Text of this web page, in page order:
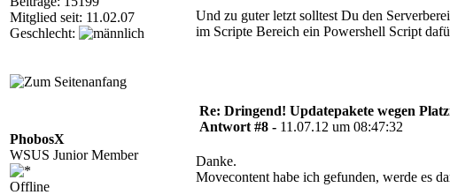
Mitglied seit: 11.02.07
Geschlecht:
Und zu guter letzt solltest Du den
im Scripte Bereich ein Powershell Script
PhobosX
WSUS Junior Member
Offline
Re: Dringend! Updatepakete wegen
Antwort #8 - 11.07.12 um 08:47:32
Danke.
Movecontent habe ich gefunden, werde es